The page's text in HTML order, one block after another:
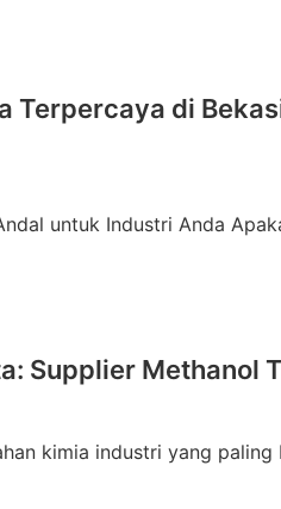
Terpercaya di
untuk Industri Anda
Supplier Methanol
kimia industri yang